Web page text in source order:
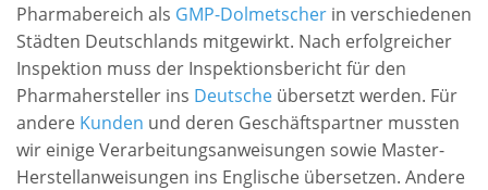
Pharmabereich als GMP-Dolmetscher in verschiedenen
Städten Deutschlands mitgewirkt. Nach erfolgreicher
Inspektion muss der Inspektionsbericht für den
Pharmahersteller ins Deutsche übersetzt werden. Für
andere Kunden und deren Geschäftspartner mussten
wir einige Verarbeitungsanweisungen sowie Master-
Herstellanweisungen ins Englische übersetzen. Andere